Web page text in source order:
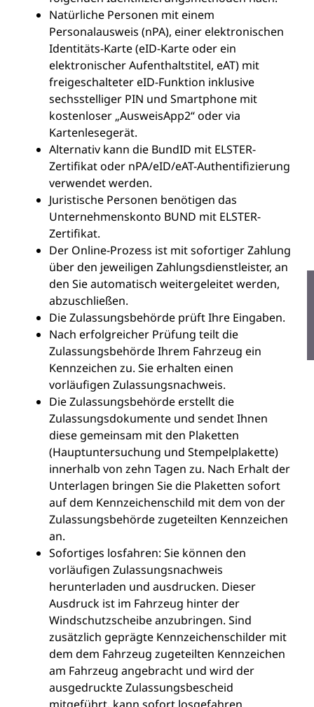
Natürliche Personen mit einem
Personalausweis (nPA), einer elektronischen
Identitäts-Karte (eID-Karte oder ein
elektronischer Aufenthaltstitel, eAT) mit
freigeschalteter eID-Funktion inklusive
sechsstelliger PIN und Smartphone mit
kostenloser „AusweisApp2“ oder via
Kartenlesegerät.
Alternativ kann die BundID mit ELSTER-
Zertifikat oder nPA/eID/eAT-Authentifizierung
verwendet werden.
Juristische Personen benötigen das
Unternehmenskonto BUND mit ELSTER-
Zertifikat.
Der Online-Prozess ist mit sofortiger Zahlung
über den jeweiligen Zahlungsdienstleister, an
den Sie automatisch weitergeleitet werden,
abzuschließen.
Die Zulassungsbehörde prüft Ihre Eingaben.
Nach erfolgreicher Prüfung teilt die
Zulassungsbehörde Ihrem Fahrzeug ein
Kennzeichen zu. Sie erhalten einen
vorläufigen Zulassungsnachweis.
Die Zulassungsbehörde erstellt die
Zulassungsdokumente und sendet Ihnen
diese gemeinsam mit den Plaketten
(Hauptuntersuchung und Stempelplakette)
innerhalb von zehn Tagen zu. Nach Erhalt der
Unterlagen bringen Sie die Plaketten sofort
auf dem Kennzeichenschild mit dem von der
Zulassungsbehörde zugeteilten Kennzeichen
an.
Sofortiges losfahren: Sie können den
vorläufigen Zulassungsnachweis
herunterladen und ausdrucken. Dieser
Ausdruck ist im Fahrzeug hinter der
Windschutzscheibe anzubringen. Sind
zusätzlich geprägte Kennzeichenschilder mit
dem dem Fahrzeug zugeteilten Kennzeichen
am Fahrzeug angebracht und wird der
ausgedruckte Zulassungsbescheid